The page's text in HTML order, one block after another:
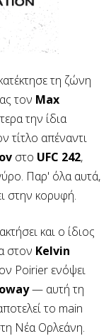
τη ζώνη
τον Max
την ίδια
τίτλο απέναντι
στο UFC 242,
Παρ' όλα αυτά,
στην κορυφή.
και ο ίδιος
στον Kelvin
Poirier ενόψει
— αυτή τη
το main
Νέα Ορλεάνη.